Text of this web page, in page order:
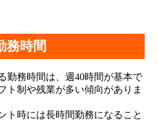
務時間
勤務時間は、週40時間が基本で
ト制や残業が多い傾向がありま
ト時には長時間勤務になること